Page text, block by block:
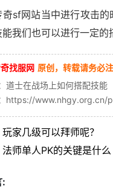
奇sf网站当中进行攻击
我们也可以进行一定的
找服网 原创，转载请务必
道士在战场上如何搭配技能
https://www.nhgy.org.cn/
玩家几级可以拜师呢？
法师单人PK的关键是什么
: